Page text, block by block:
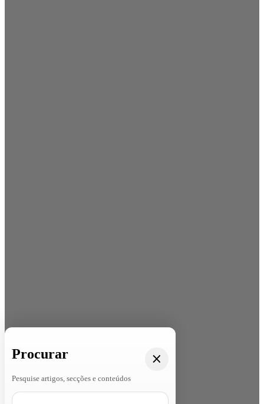
Procurar
Pesquise artigos, secções e conteúdos